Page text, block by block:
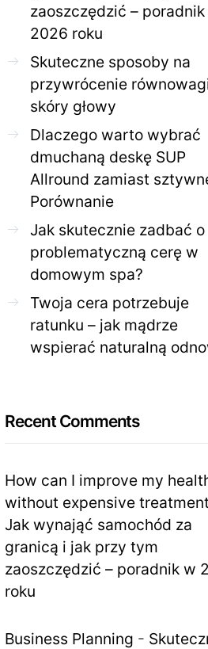
ZDROWE CIAŁO
Jak skutecznie zadbać o
problematyczną cerę w
domowym spa?
KWIETNIA 2026
zaoszczędzić –
2026 roku
Skuteczne sposoby na
przywrócenie
skóry głowy
Dlaczego warto wybrać
dmuchaną deskę SUP
Allround zamiast
Porównanie
Jak skutecznie zadbać o
problematyczną cerę w
domowym spa?
Twoja cera potrzebuje
ratunku – jak mądrze
wspierać naturalną
Recent Comments
How can I improve my
without expensive
Jak wynająć samochód za
granicą i jak przy tym
zaoszczędzić – poradnik w
roku
Business Planning -